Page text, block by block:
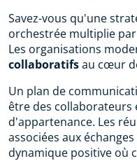
Savez-vous qu'une
orchestrée multiplie
Les organisations
collaboratifsau cœur
Un plan de
être des
d'appartenance. Les
associées aux
dynamique positive où